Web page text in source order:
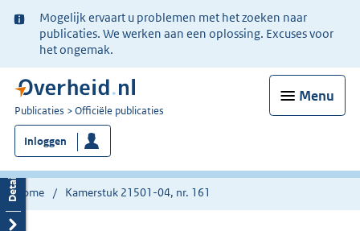
Ter
informatie:
Mogelijk ervaart u problemen met het zoeken naar
publicaties. We werken aan een oplossing. Excuses voor
het ongemak.
Menu
U
bent
nu
hier:
Publicaties Officiële publicaties
Inloggen
Home Kamerstuk 21501-04, nr. 161